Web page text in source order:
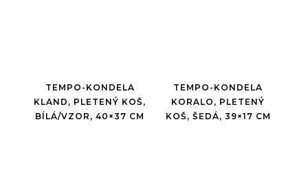
TEMPO-KONDELA
KLAND, PLETENÝ KOŠ,
BÍLÁ/VZOR, 40×37 CM
TEMPO-KONDELA
KORALO, PLETENÝ
KOŠ, ŠEDÁ, 39×17 CM